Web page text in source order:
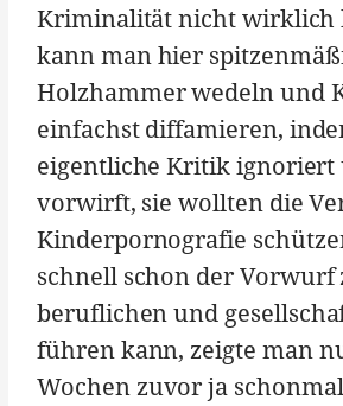
Kriminalität nicht wirklich
kann man hier
Holzhammer wedeln und
einfachst diffamieren,
eigentliche Kritik ignoriert
vorwirft, sie wollten die
Kinderpornografie
schnell schon der Vorwurf
beruflichen und
führen kann, zeigte man
Wochen zuvor ja